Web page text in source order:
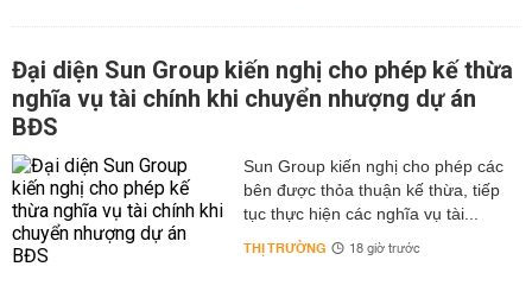
Đại diện Sun Group kiến nghị cho phép kế thừa
nghĩa vụ tài chính khi chuyển nhượng dự án
BĐS
Sun Group kiến nghị cho phép các
bên được thỏa thuận kế thừa, tiếp
tục thực hiện các nghĩa vụ tài...
THỊ TRƯỜNG 18 giờ trước